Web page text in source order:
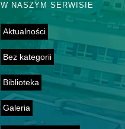
W NASZYM SERWISIE
Aktualności
Bez kategorii
Biblioteka
Galeria